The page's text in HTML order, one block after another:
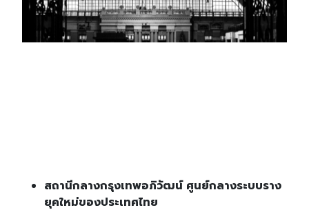
สถานีกลางกรุงเทพอภิวัฒน์ ศูนย์กลางระบบราง
ยุคใหม่ของประเทศไทย